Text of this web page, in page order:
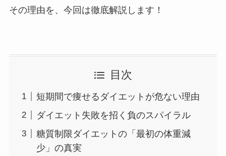
その理由を、今回は徹底解説します！
目次
短期間で痩せるダイエットが危ない理由
ダイエット失敗を招く負のスパイラル
糖質制限ダイエットの「最初の体重減
少」の真実